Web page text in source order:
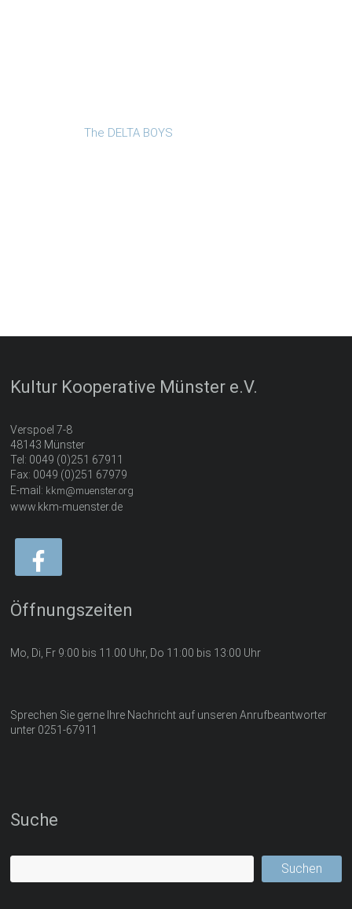
The DELTA BOYS
Kultur Kooperative Münster e.V.
Verspoel 7-8
48143 Münster
Tel: 0049 (0)251 67911
Fax: 0049 (0)251 67979
E-mail: kkm@muenster.org
www.kkm-muenster.de
Öffnungszeiten
Mo, Di, Fr 9:00 bis 11.00 Uhr, Do 11:00 bis 13:00 Uhr
Sprechen Sie gerne Ihre Nachricht auf unseren Anrufbeantworter
unter 0251-67911
Suche
Suchen